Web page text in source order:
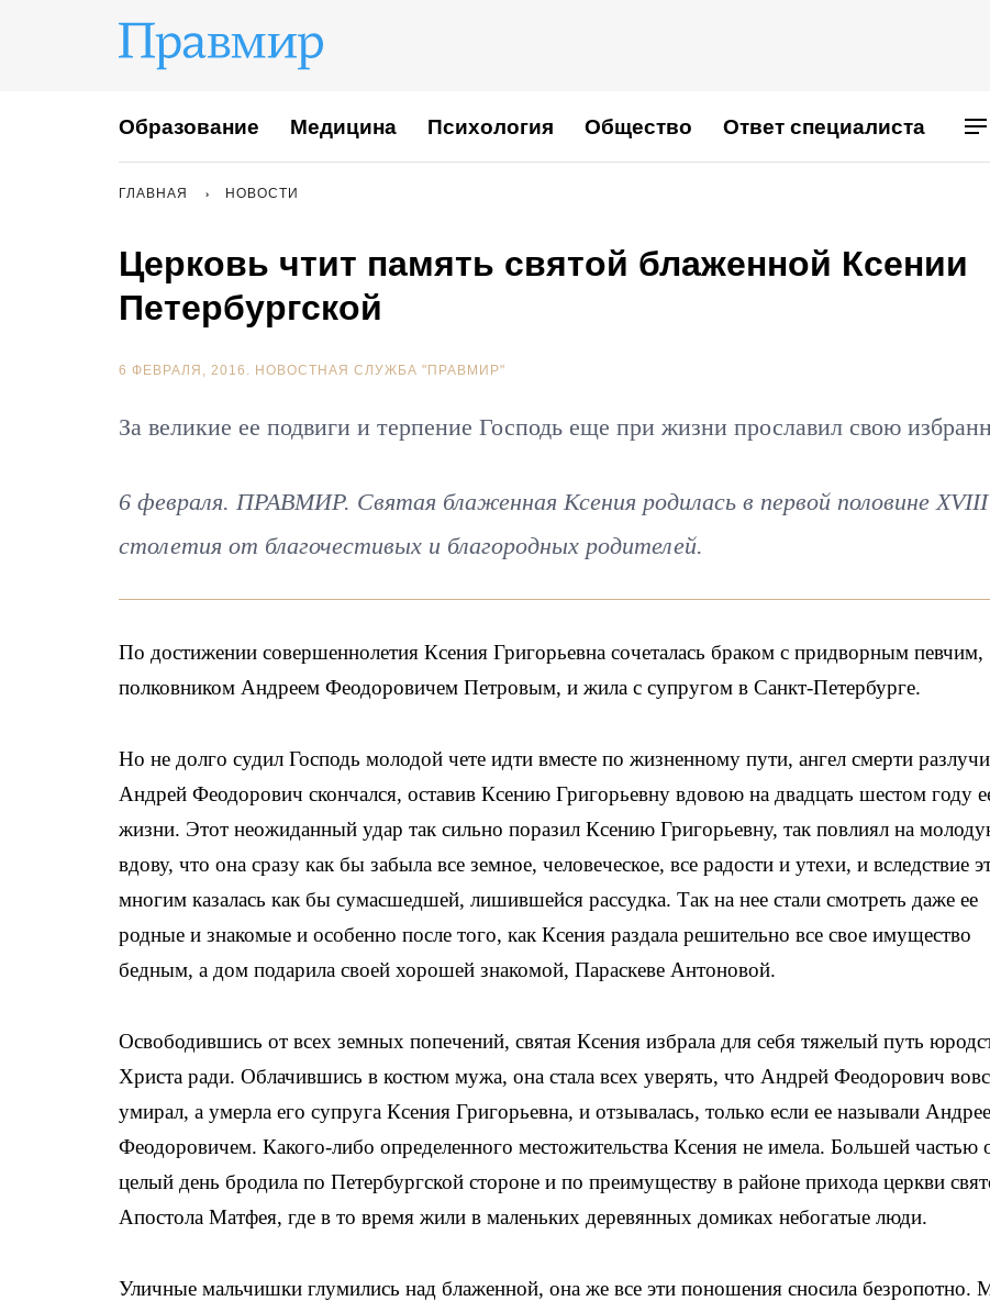
Образование Медицина Психология Общество Ответ специалиста
ГЛАВНАЯ НОВОСТИ
Церковь чтит память святой блаженной Ксении
Петербургской
6 ФЕВРАЛЯ, 2016. НОВОСТНАЯ СЛУЖБА "ПРАВМИР"
За великие ее подвиги и терпение Господь еще при жизни прославил свою
6 февраля. ПРАВМИР. Святая блаженная Ксения родилась в первой половине XVIII
столетия от благочестивых и благородных родителей.
По достижении совершеннолетия Ксения Григорьевна сочеталась браком с придворным певчим,
полковником Андреем Феодоровичем Петровым, и жила с супругом в Санкт-Петербурге.
Но не долго судил Господь молодой чете идти вместе по жизненному пути, ангел смерти
Андрей Феодорович скончался, оставив Ксению Григорьевну вдовою на двадцать шестом году
жизни. Этот неожиданный удар так сильно поразил Ксению Григорьевну, так повлиял на
вдову, что она сразу как бы забыла все земное, человеческое, все радости и утехи, и вследствие
многим казалась как бы сумасшедшей, лишившейся рассудка. Так на нее стали смотреть даже ее
родные и знакомые и особенно после того, как Ксения раздала решительно все свое имущество
бедным, а дом подарила своей хорошей знакомой, Параскеве Антоновой.
Освободившись от всех земных попечений, святая Ксения избрала для себя тяжелый путь
Христа ради. Облачившись в костюм мужа, она стала всех уверять, что Андрей Феодорович
умирал, а умерла его супруга Ксения Григорьевна, и отзывалась, только если ее называли
Феодоровичем. Какого-либо определенного местожительства Ксения не имела. Большей частью
целый день бродила по Петербургской стороне и по преимуществу в районе прихода церкви
Апостола Матфея, где в то время жили в маленьких деревянных домиках небогатые люди.
Уличные мальчишки глумились над блаженной, она же все эти поношения сносила безропотно.